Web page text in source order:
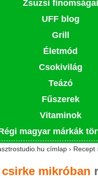
Zsuzsi finomságai
UFF blog
Grill
Életmód
Csokivilág
Teázó
Fűszerek
Vitaminok
magyar márkák
címlap › Recept
mikróban